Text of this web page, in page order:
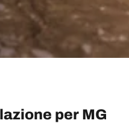
per MG